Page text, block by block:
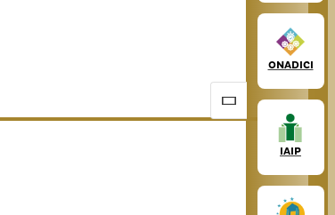
ONADICI
IAIP